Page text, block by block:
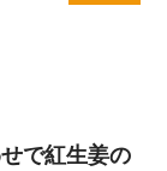
で紅生姜の